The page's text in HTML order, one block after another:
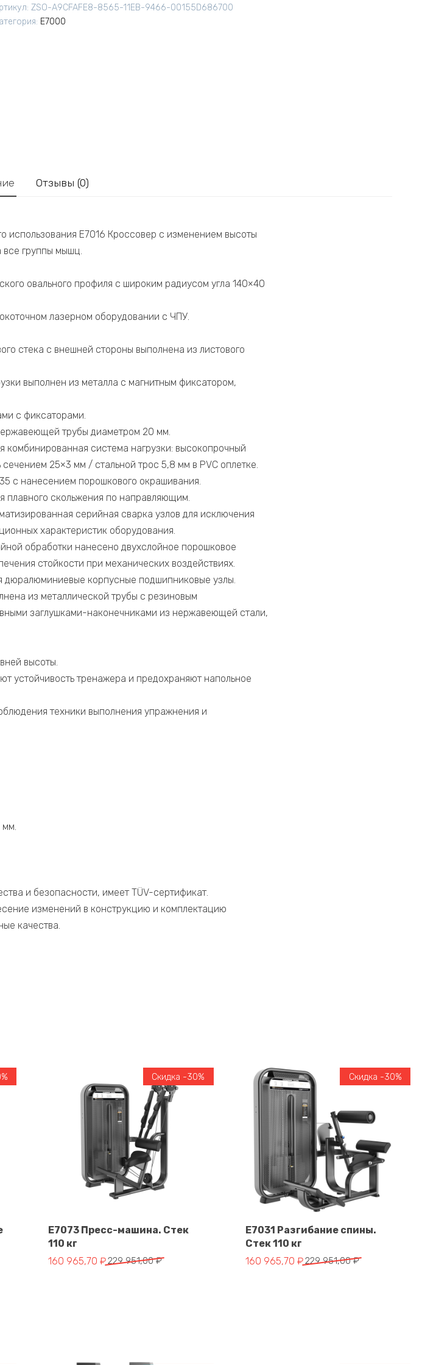
ZSO-A9CFAFE8-8565-11EB-9466-00155D686700
E7000
Отзывы (0)
использования E7016 Кроссовер с изменением высоты
группы мышц.
овального профиля с широким радиусом угла 140×40
лазерном оборудовании с ЧПУ.
стека с внешней стороны выполнена из листового
выполнен из металла с магнитным фиксатором,
с фиксаторами.
трубы диаметром 20 мм.
комбинированная система нагрузки: высокопрочный
25×3 мм / стальной трос 5,8 мм в PVC оплетке.
с нанесением порошкового окрашивания.
плавного скольжения по направляющим.
серийная сварка узлов для исключения
характеристик оборудования.
обработки нанесено двухслойное порошковое
стойкости при механических воздействиях.
дюралюминиевые корпусные подшипниковые узлы.
из металлической трубы с резиновым
заглушками-наконечниками из нержавеющей стали,
высоты.
устойчивость тренажера и предохраняют напольное
техники выполнения упражнения и
мм.
и безопасности, имеет TÜV-сертификат.
изменений в конструкцию и комплектацию
качества.
229 951,00 ₽. В корзину
Скидка -30%
E7073 Пресс-машина. Стек
110 кг
229 951,00₽
Первоначальная цена составляла 229 951,00 ₽.
160 965,70 ₽
Текущая цена: 160 965,70 ₽. В корзину
Скидка -30%
E7031 Разгибание спины.
Стек 110 кг
229 951,00₽
Первоначальная цена составляла 229
160 965,70 ₽
Текущая цена: 160 965,70 ₽.